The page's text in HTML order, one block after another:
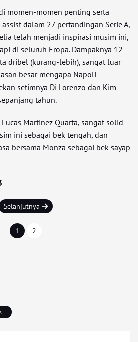
momen-momen penting serta
dalam 27 pertandingan Serie A,
telah menjadi inspirasi musim ini,
di seluruh Eropa. Dampaknya 12
dribel (kurang-lebih), sangat luar
besar mengapa Napoli
setimnya Di Lorenzo dan Kim
tahun.
Martinez Quarta, sangat solid
ini sebagai bek tengah, dan
bersama Monza sebagai bek sayap
Selanjutnya
1 2